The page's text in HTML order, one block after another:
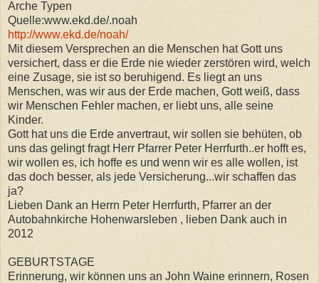
Arche Typen
Quelle:www.ekd.de/.noah
http://www.ekd.de/noah/
Mit diesem Versprechen an die Menschen hat Gott uns
versichert, dass er die Erde nie wieder zerstören wird, welch
eine Zusage, sie ist so beruhigend. Es liegt an uns
Menschen, was wir aus der Erde machen, Gott weiß, dass
wir Menschen Fehler machen, er liebt uns, alle seine
Kinder.
Gott hat uns die Erde anvertraut, wir sollen sie behüten, ob
uns das gelingt fragt Herr Pfarrer Peter Herrfurth..er hofft es,
wir wollen es, ich hoffe es und wenn wir es alle wollen, ist
das doch besser, als jede Versicherung...wir schaffen das
ja?
Lieben Dank an Herrn Peter Herrfurth, Pfarrer an der
Autobahnkirche Hohenwarsleben , lieben Dank auch in
2012
GEBURTSTAGE
Erinnerung, wir können uns an John Waine erinnern, Rosen